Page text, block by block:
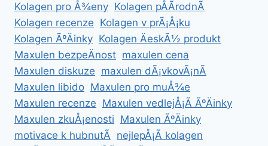
Kolagen pro Å¾eny Kolagen pÅÃ­rodnÃ­
Kolagen recenze Kolagen v prÃ¡Å¡ku
Kolagen ÃºÄinky Kolagen ÄeskÃ½ produkt
Maxulen bezpeÄnost maxulen cena
Maxulen diskuze maxulen dÃ¡vkovÃ¡nÃ­
Maxulen libido Maxulen pro muÅ¾e
Maxulen recenze Maxulen vedlejÅ¡Ã­ ÃºÄinky
Maxulen zkuÅ¡enosti Maxulen ÃºÄinky
motivace k hubnutÃ­ nejlepÅ¡Ã­ kolagen